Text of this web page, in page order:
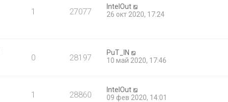
1 27077
IntelOut
26 окт 2020, 17:24
0 28197
PuT_IN
10 май 2020, 17:46
1 28860
IntelOut
09 фев 2020, 14:01